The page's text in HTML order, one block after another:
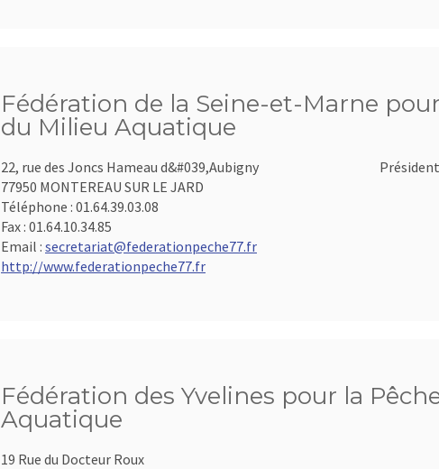
Fédération de la Seine-et-Marne
du Milieu Aquatique
22, rue des Joncs Hameau d&#039,Aubigny
77950 MONTEREAU SUR LE JARD
Téléphone : 01.64.39.03.08
Fax : 01.64.10.34.85
Email : secretariat@federationpeche77.fr
http://www.federationpeche77.fr
Fédération des Yvelines pour la
Aquatique
19 Rue du Docteur Roux